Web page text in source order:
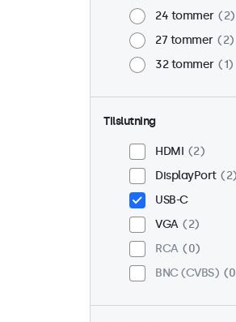
24 tommer
2
27 tommer
2
32 tommer
1
Tilslutning
HDMI
2
DisplayPort
2
USB-C
VGA
2
RCA
0
BNC (CVBS)
0